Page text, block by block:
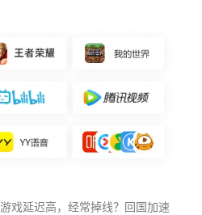
戏延迟高，经常掉线？回国加速